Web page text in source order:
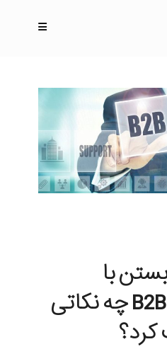
بستن با
شرکت های B2B چه نکاتی
کرد؟